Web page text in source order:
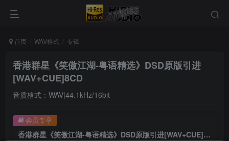
首页 WAV格式 专辑
香港群星《笑傲江湖-粤语精选》DSD原版引进
[WAV+CUE]8CD
音质格式：WAV|44.1kHz/16bit
香港群星《笑傲江湖-粤语精选》DSD原版引进[WAV+CUE]8CD
会员专享